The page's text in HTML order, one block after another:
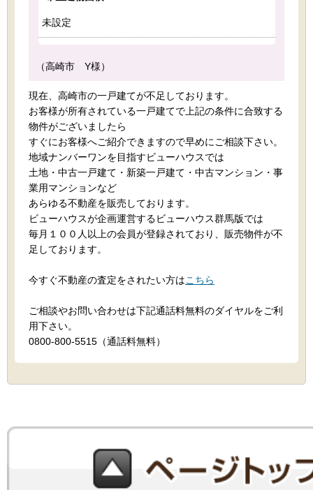
未設定
（高崎市 Y様）
現在、高崎市の一戸建てが不足しております。
お客様が所有されている一戸建てで上記の条件に合致する
物件がございましたら
すぐにお客様へご紹介できますので早めにご相談下さい。
地域ナンバーワンを目指すビューハウスでは
土地・中古一戸建て・新築一戸建て・中古マンション・事
業用マンションなど
あらゆる不動産を販売しております。
ビューハウスが企画運営するビューハウス群馬版では
毎月１００人以上の会員が登録されており、販売物件が不
足しております。
今すぐ不動産の査定をされたい方はこちら
ご相談やお問い合わせは下記通話料無料のダイヤルをご利
用下さい。
0800-800-5515（通話料無料）